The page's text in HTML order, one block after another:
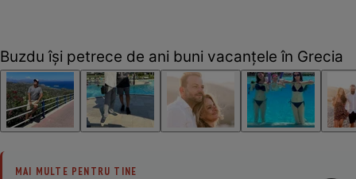
Buzdu își petrece de ani buni vacanțele în Grecia
MAI MULTE PENTRU TINE